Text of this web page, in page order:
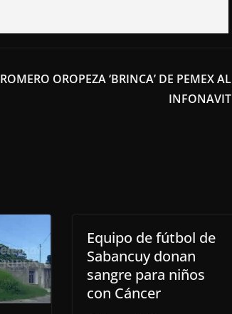
ROMERO OROPEZA ‘BRINCA’ DE PEMEX AL
INFONAVIT
Equipo de fútbol de
Sabancuy donan
sangre para niños
con Cáncer